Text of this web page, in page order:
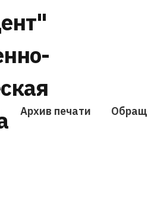
Архив печати